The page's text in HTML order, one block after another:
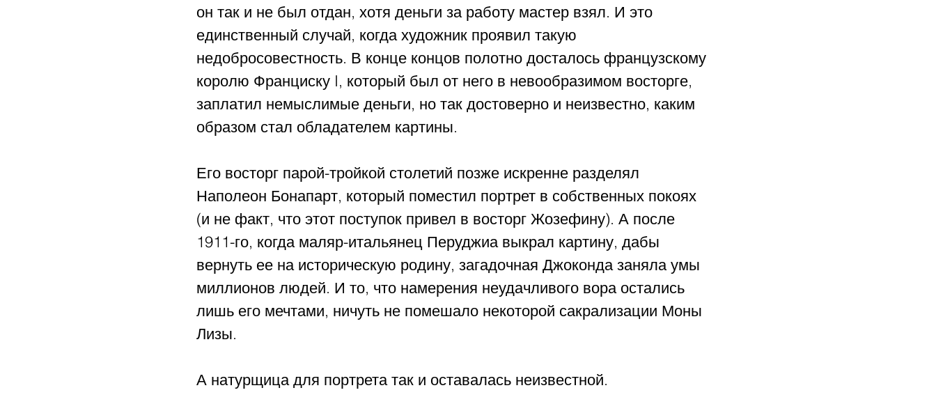
он так и не был отдан, хотя деньги за работу мастер взял. И это
единственный случай, когда художник проявил такую
недобросовестность. В конце концов полотно досталось французскому
королю Франциску I, который был от него в невообразимом восторге,
заплатил немыслимые деньги, но так достоверно и неизвестно, каким
образом стал обладателем картины.
Его восторг парой-тройкой столетий позже искренне разделял
Наполеон Бонапарт, который поместил портрет в собственных покоях
(и не факт, что этот поступок привел в восторг Жозефину). А после
1911-го, когда маляр-итальянец Перуджиа выкрал картину, дабы
вернуть ее на историческую родину, загадочная Джоконда заняла умы
миллионов людей. И то, что намерения неудачливого вора остались
лишь его мечтами, ничуть не помешало некоторой сакрализации Моны
Лизы.
А натурщица для портрета так и оставалась неизвестной.